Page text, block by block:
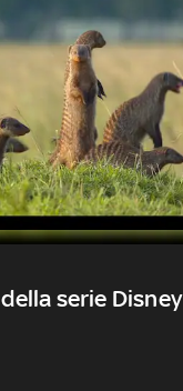
serie Disney